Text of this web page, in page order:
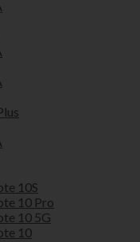
10S
10 Pro
10 5G
10